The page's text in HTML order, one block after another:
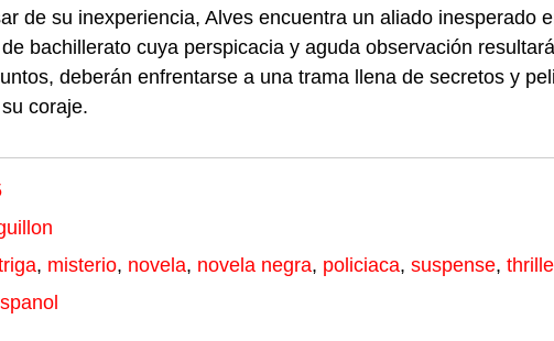
de su inexperiencia, Alves encuentra un aliado inesperado
bachillerato cuya perspicacia y aguda observación
deberán enfrentarse a una trama llena de secretos y
coraje.
, misterio, novela, novela negra, policiaca, suspense,